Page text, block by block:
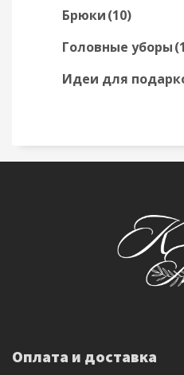
Брюки(10)
Головные уборы
Идеи для
Оплата и доставка